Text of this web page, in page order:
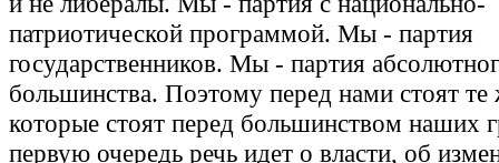
патриотической программой. Мы - партия
государственников. Мы - партия
большинства. Поэтому перед нами стоят
которые стоят перед большинством наших
первую очередь речь идет о власти, об